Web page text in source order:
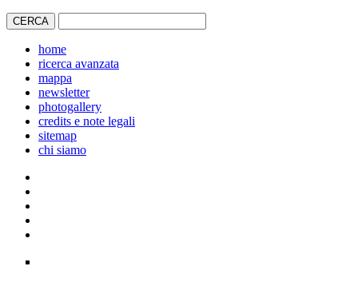
home
ricerca avanzata
mappa
newsletter
photogallery
credits e note legali
sitemap
chi siamo